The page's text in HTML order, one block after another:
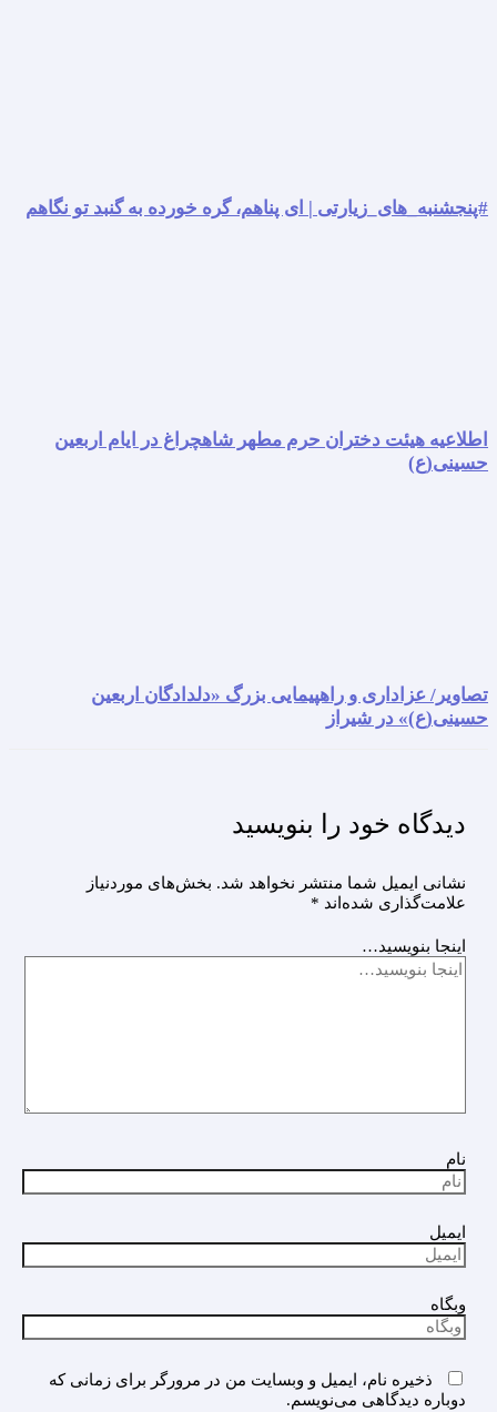
#پنجشنبه_های_زیارتی | ای پناهم، گره خورده به گنبد تو نگاهم
اطلاعیه هیئت دختران حرم مطهر شاهچراغ در ایام اربعین
حسینی(ع)
تصاویر/ عزاداری و راهپیمایی بزرگ «دلدادگان اربعین
حسینی(ع)» در شیراز
دیدگاه‌ خود را بنویسید
نشانی ایمیل شما منتشر نخواهد شد. بخش‌های موردنیاز
علامت‌گذاری شده‌اند *
اینجا بنویسید…
نام
ایمیل
وبگاه
ذخیره نام، ایمیل و وبسایت من در مرورگر برای زمانی که
دوباره دیدگاهی می‌نویسم.